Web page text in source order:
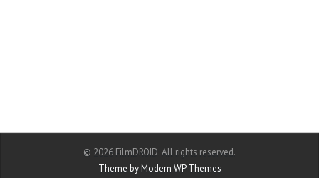
© 2026 FilmDROID. All rights reserved.
Theme by Modern WP Themes